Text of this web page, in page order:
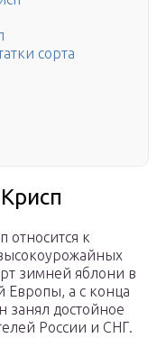
сорта
относится к
зимней яблони в
Европы, а с конца
занял достойное
России и СНГ.